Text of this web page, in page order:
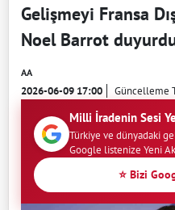
Gelişmeyi Fransa
Noel Barrot
AA
2026-06-09 17:00 Güncelleme
Milli İradenin Sesi
Türkiye ve dünyadaki
Google listenize Yeni
⭐ Bizi